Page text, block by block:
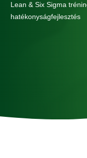
Lean & Six Sigma
hatékonyságfejlesztés